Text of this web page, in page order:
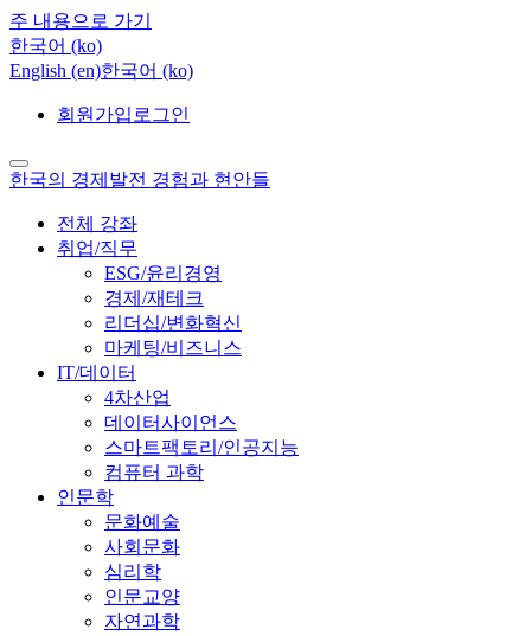
주 내용으로 가기
한국어 ‎(ko)‎
English ‎(en)‎한국어 ‎(ko)‎
회원가입 로그인
한국의 경제발전 경험과 현안들
전체 강좌
취업/직무
ESG/윤리경영
경제/재테크
리더십/변화혁신
마케팅/비즈니스
IT/데이터
4차산업
데이터사이언스
스마트팩토리/인공지능
컴퓨터 과학
인문학
문화예술
사회문화
심리학
인문교양
자연과학